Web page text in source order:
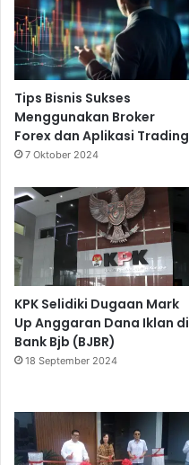
Tips Bisnis Sukses
Menggunakan Broker
Forex dan Aplikasi Trading
7 Oktober 2024
KPK Selidiki Dugaan Mark
Up Anggaran Dana Iklan di
Bank Bjb (BJBR)
18 September 2024